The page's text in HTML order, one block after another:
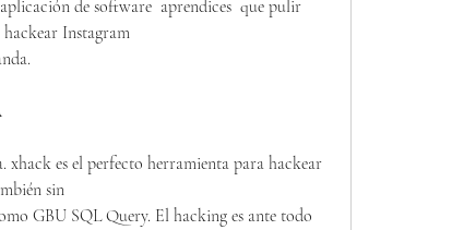
Instagram
es el perfecto herramienta para hackear
sin
GBU SQL Query. El hacking es ante todo